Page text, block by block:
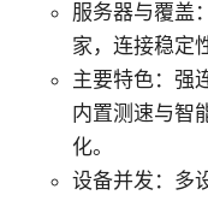
服务器与覆盖
家，连接稳定
主要特色：强
内置测速与智
化。
设备并发：多